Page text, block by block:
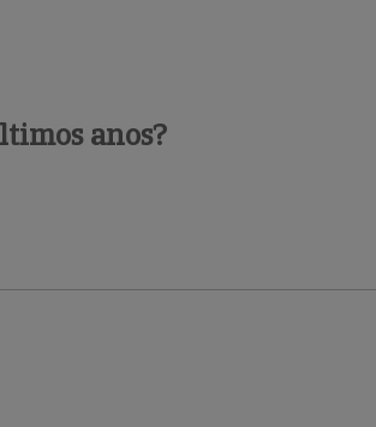
anos?